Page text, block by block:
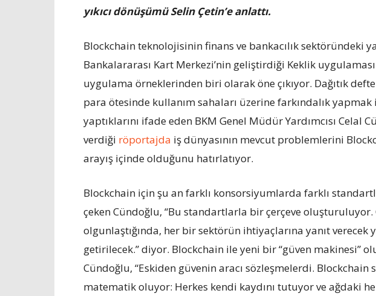
yıkıcı dönüşümü Selin Çetin’e anlattı.
Blockchain teknolojisinin finans ve bankacılık sektöründeki
Bankalararası Kart Merkezi’nin geliştirdiği Keklik
uygulama örneklerinden biri olarak öne çıkıyor. Dağıtık
para ötesinde kullanım sahaları üzerine farkındalık yapmak
yaptıklarını ifade eden BKM Genel Müdür Yardımcısı Celal
verdiği röportajda iş dünyasının mevcut problemlerini
arayış içinde olduğunu hatırlatıyor.
Blockchain için şu an farklı konsorsiyumlarda farklı
çeken Cündoğlu, “Bu standartlarla bir çerçeve
olgunlaştığında, her bir sektörün ihtiyaçlarına yanıt verecek
getirilecek.” diyor. Blockchain ile yeni bir “güven makinesi”
Cündoğlu, “Eskiden güvenin aracı sözleşmelerdi. Blockchain
matematik oluyor: Herkes kendi kaydını tutuyor ve ağdaki